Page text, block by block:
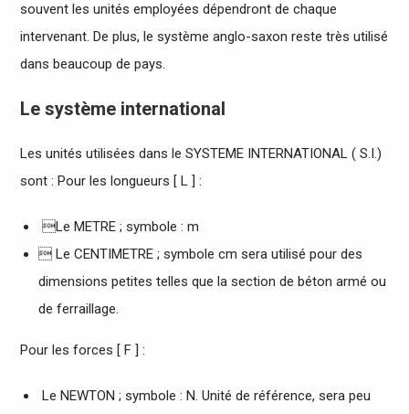
souvent les unités employées dépendront de chaque
intervenant. De plus, le système anglo-saxon reste très utilisé
dans beaucoup de pays.
Le système international
Les unités utilisées dans le SYSTEME INTERNATIONAL ( S.I.)
sont : Pour les longueurs [ L ] :
Le METRE ; symbole : m
 Le CENTIMETRE ; symbole cm sera utilisé pour des
dimensions petites telles que la section de béton armé ou
de ferraillage.
Pour les forces [ F ] :
Le NEWTON ; symbole : N. Unité de référence, sera peu